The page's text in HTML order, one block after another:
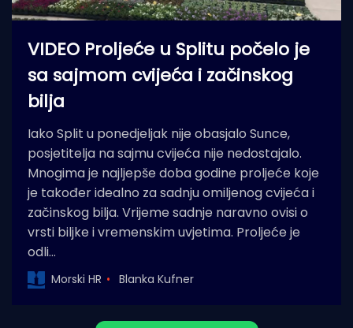
VIDEO Proljeće u Splitu počelo je
sa sajmom cvijeća i začinskog
bilja
Iako Split u ponedjeljak nije obasjalo Sunce,
posjetitelja na sajmu cvijeća nije nedostajalo.
Mnogima je najljepše doba godine proljeće koje
je također idealno za sadnju omiljenog cvijeća i
začinskog bilja. Vrijeme sadnje naravno ovisi o
vrsti biljke i vremenskim uvjetima. Proljeće je
odli…
Morski HR Blanka Kufner